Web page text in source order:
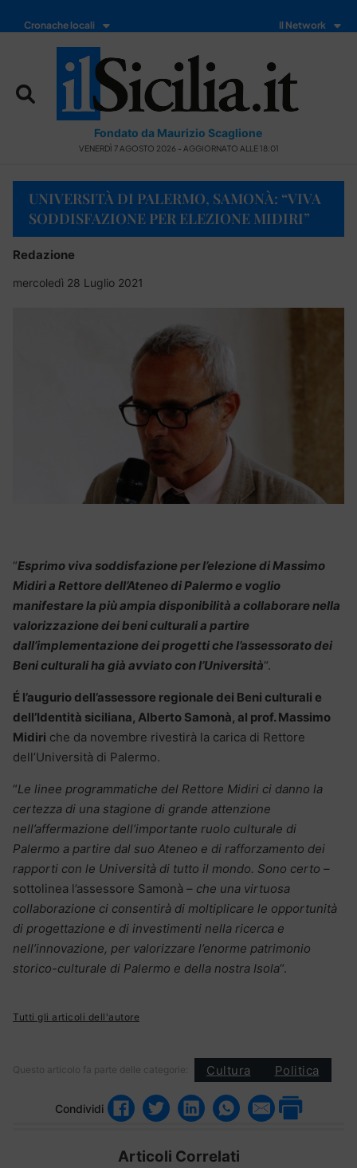
Cronache locali Il Network
Fondato da Maurizio Scaglione
VENERDÌ 7 AGOSTO 2026 - AGGIORNATO ALLE 18:01
UNIVERSITÀ DI PALERMO, SAMONÀ: “VIVA
SODDISFAZIONE PER ELEZIONE MIDIRI”
Redazione
mercoledì 28 Luglio 2021
“Esprimo viva soddisfazione per l’elezione di Massimo
Midiri a Rettore dell’Ateneo di Palermo e voglio
manifestare la più ampia disponibilità a collaborare nella
valorizzazione dei beni culturali a partire
dall’implementazione dei progetti che l’assessorato dei
Beni culturali ha già avviato con l’Università“.
É l’augurio dell’assessore regionale dei Beni culturali e
dell’Identità siciliana, Alberto Samonà, al prof. Massimo
Midiri che da novembre rivestirà la carica di Rettore
dell’Università di Palermo.
“Le linee programmatiche del Rettore Midiri ci danno la
certezza di una stagione di grande attenzione
nell’affermazione dell’importante ruolo culturale di
Palermo a partire dal suo Ateneo e di rafforzamento dei
rapporti con le Università di tutto il mondo. Sono certo –
sottolinea l’assessore Samonà – che una virtuosa
collaborazione ci consentirà di moltiplicare le opportunità
di progettazione e di investimenti nella ricerca e
nell’innovazione, per valorizzare l’enorme patrimonio
storico-culturale di Palermo e della nostra Isola“.
Tutti gli articoli dell'autore
Questo articolo fa parte delle categorie: Cultura Politica
Condividi
Articoli Correlati